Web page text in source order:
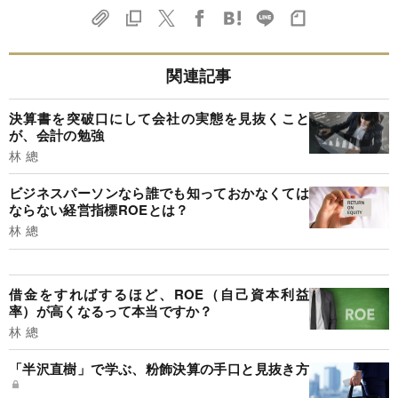
関連記事
決算書を突破口にして会社の実態を見抜くこと
が、会計の勉強
林 總
ビジネスパーソンなら誰でも知っておかなくては
ならない経営指標ROEとは？
林 總
借金をすればするほど、ROE（自己資本利益
率）が高くなるって本当ですか？
林 總
「半沢直樹」で学ぶ、粉飾決算の手口と見抜き方